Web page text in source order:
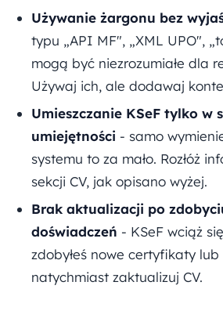
Używanie żargonu bez
typu „API MF", „XML UPO",
mogą być niezrozumiałe dla
Używaj ich, ale dodawaj
Umieszczanie KSeF tylko w
umiejętności - samo
systemu to za mało. Rozłóż
sekcji CV, jak opisano wyżej.
Brak aktualizacji po
doświadczeń - KSeF wciąż
zdobyłeś nowe certyfikaty
natychmiast zaktualizuj CV.